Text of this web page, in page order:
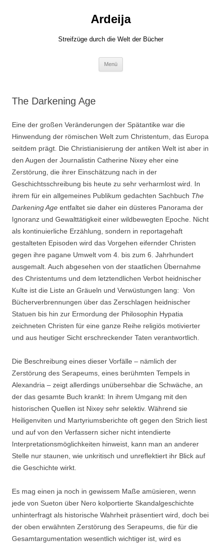
Ardeija
Streifzüge durch die Welt der Bücher
Menü
The Darkening Age
Eine der großen Veränderungen der Spätantike war die
Hinwendung der römischen Welt zum Christentum, das Europa
seitdem prägt. Die Christianisierung der antiken Welt ist aber in
den Augen der Journalistin Catherine Nixey eher eine
Zerstörung, die ihrer Einschätzung nach in der
Geschichtsschreibung bis heute zu sehr verharmlost wird. In
ihrem für ein allgemeines Publikum gedachten Sachbuch The
Darkening Age entfaltet sie daher ein düsteres Panorama der
Ignoranz und Gewalttätigkeit einer wildbewegten Epoche. Nicht
als kontinuierliche Erzählung, sondern in reportagehaft
gestalteten Episoden wird das Vorgehen eifernder Christen
gegen ihre pagane Umwelt vom 4. bis zum 6. Jahrhundert
ausgemalt. Auch abgesehen von der staatlichen Übernahme
des Christentums und dem letztendlichen Verbot heidnischer
Kulte ist die Liste an Gräueln und Verwüstungen lang: Von
Bücherverbrennungen über das Zerschlagen heidnischer
Statuen bis hin zur Ermordung der Philosophin Hypatia
zeichneten Christen für eine ganze Reihe religiös motivierter
und aus heutiger Sicht erschreckender Taten verantwortlich.
Die Beschreibung eines dieser Vorfälle – nämlich der
Zerstörung des Serapeums, eines berühmten Tempels in
Alexandria – zeigt allerdings unübersehbar die Schwäche, an
der das gesamte Buch krankt: In ihrem Umgang mit den
historischen Quellen ist Nixey sehr selektiv. Während sie
Heiligenviten und Martyriumsberichte oft gegen den Strich liest
und auf von den Verfassern sicher nicht intendierte
Interpretationsmöglichkeiten hinweist, kann man an anderer
Stelle nur staunen, wie unkritisch und unreflektiert ihr Blick auf
die Geschichte wirkt.
Es mag einen ja noch in gewissem Maße amüsieren, wenn
jede von Sueton über Nero kolportierte Skandalgeschichte
unhinterfragt als historische Wahrheit präsentiert wird, doch bei
der oben erwähnten Zerstörung des Serapeums, die für die
Gesamtargumentation wesentlich wichtiger ist, wird es